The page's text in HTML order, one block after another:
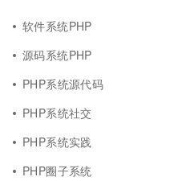
软件系统PHP
源码系统PHP
PHP系统源代码
PHP系统社交
PHP系统实践
PHP圈子系统